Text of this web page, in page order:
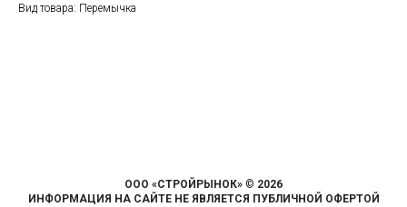
Вид товара: Перемычка
ООО «СТРОЙРЫНОК» © 2026
ИНФОРМАЦИЯ НА САЙТЕ НЕ ЯВЛЯЕТСЯ ПУБЛИЧНОЙ ОФЕРТОЙ